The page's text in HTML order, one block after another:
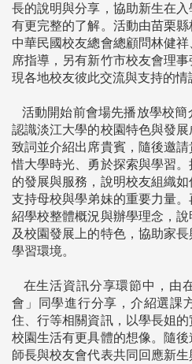
長的說明與分享，協助新生在
有更完整的了解。活動由苗栗縣
中華民國校友總會總顧問林健
席指導，另有新竹市校友會理
現各地校友彼此交流與支持的情
活動開始前會場先播放學校
認識淡江大學的校園特色與發
致詞並介紹出席貴賓，隨後邀
惜大學時光、勇於探索與學習
的發展與服務，說明校友組織
支持母校與學弟妹的重要力量
紹學校整體概況與辦學理念，
及校園發展上的特色，協助家
學習環境。
在生活資訊分享環節中，由
會」同學進行分享，介紹選課
住、行等相關資訊，以學長姐
校園生活有更具體的想像。隨
師長與校友會代表共同回應新